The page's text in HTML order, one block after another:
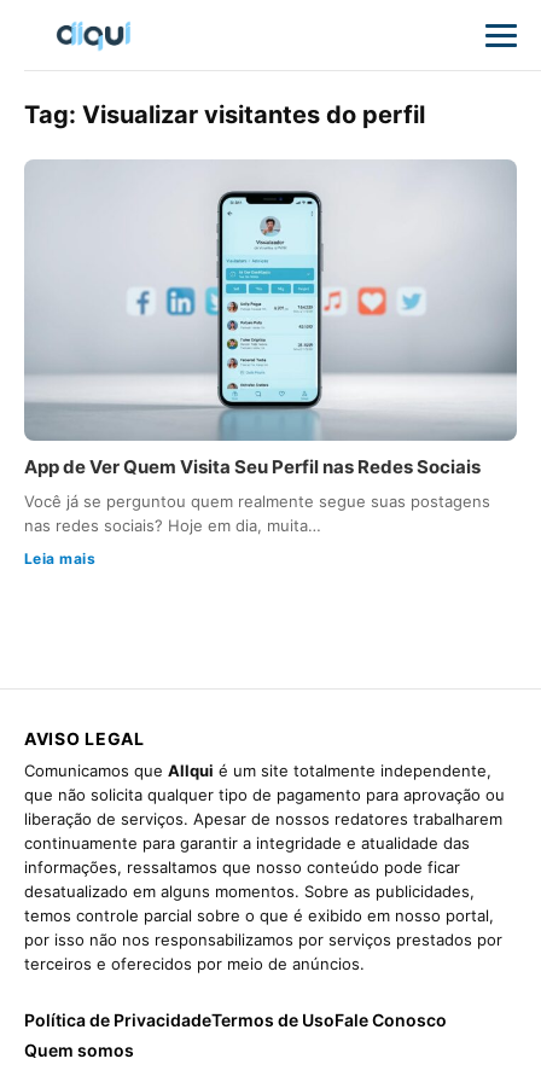
Tag: Visualizar visitantes do perfil
App de Ver Quem Visita Seu Perfil nas Redes Sociais
Você já se perguntou quem realmente segue suas postagens
nas redes sociais? Hoje em dia, muita…
Leia mais
AVISO LEGAL
Comunicamos que Allqui é um site totalmente independente,
que não solicita qualquer tipo de pagamento para aprovação ou
liberação de serviços. Apesar de nossos redatores trabalharem
continuamente para garantir a integridade e atualidade das
informações, ressaltamos que nosso conteúdo pode ficar
desatualizado em alguns momentos. Sobre as publicidades,
temos controle parcial sobre o que é exibido em nosso portal,
por isso não nos responsabilizamos por serviços prestados por
terceiros e oferecidos por meio de anúncios.
Política de PrivacidadeTermos de UsoFale Conosco
Quem somos